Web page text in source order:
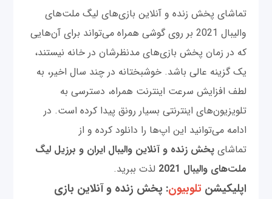
تماشای پخش زنده و آنلاین بازی‌های لیگ ملت‌های
والیبال 2021 بر روی گوشی همراه می‌تواند برای آن‌هایی
که در زمان پخش بازی‌های مدنظرشان در خانه نیستند،
یک گزینه عالی باشد. خوشبختانه در چند سال اخیر، به
لطف افزایش سرعت اینترنت همراه، دسترسی به
تلویزیون‌های اینترنتی بسیار رونق پیدا کرده است. در
ادامه می‌توانید این اپ‌ها را دانلود کرده و از
تماشای پخش زنده و آنلاین والیبال ایران و برزیل لیگ
ملت‌های والیبال 2021
لذت ببرید.
اپلیکیشنتلوبیون: پخش زنده و آنلاین بازی